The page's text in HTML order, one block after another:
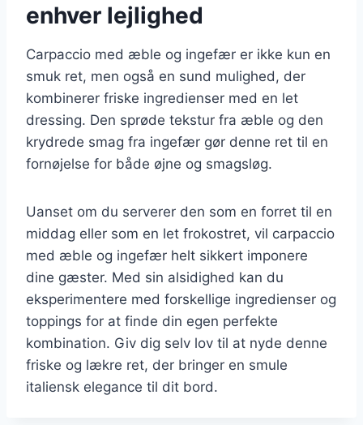
enhver lejlighed
Carpaccio med æble og ingefær er ikke kun en
smuk ret, men også en sund mulighed, der
kombinerer friske ingredienser med en let
dressing. Den sprøde tekstur fra æble og den
krydrede smag fra ingefær gør denne ret til en
fornøjelse for både øjne og smagsløg.
Uanset om du serverer den som en forret til en
middag eller som en let frokostret, vil carpaccio
med æble og ingefær helt sikkert imponere
dine gæster. Med sin alsidighed kan du
eksperimentere med forskellige ingredienser og
toppings for at finde din egen perfekte
kombination. Giv dig selv lov til at nyde denne
friske og lækre ret, der bringer en smule
italiensk elegance til dit bord.